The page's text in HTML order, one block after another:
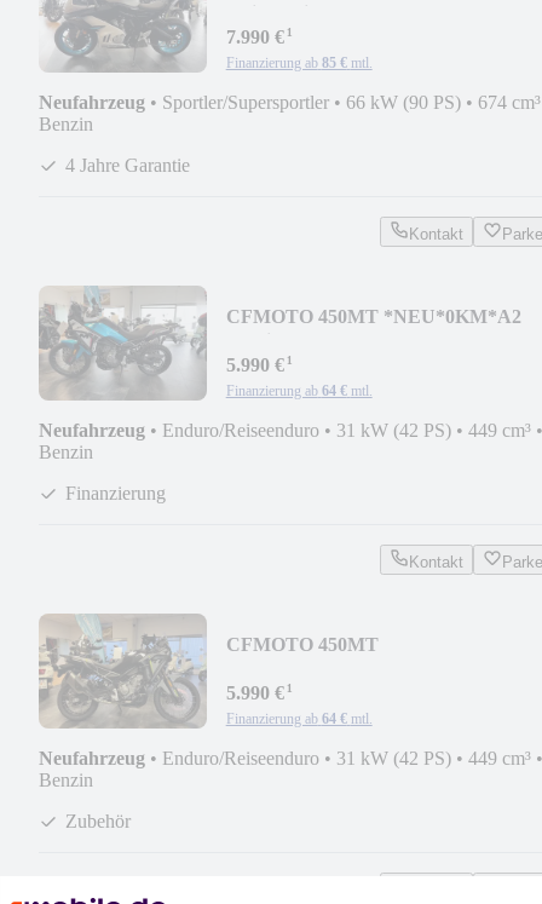
7.990 €¹
Finanzierung ab 85 € mtl.
Neufahrzeug • Sportler/Supersportler • 66 kW (90 PS) • 674 cm³
Benzin
4 Jahre Garantie
Kontakt
CFMOTO 450MT *NEU*0KM*A2
5.990 €¹
Finanzierung ab 64 € mtl.
Neufahrzeug • Enduro/Reiseenduro • 31 kW (42 PS) • 449 cm³ •
Benzin
Finanzierung
Kontakt
CFMOTO 450MT
5.990 €¹
Finanzierung ab 64 € mtl.
Neufahrzeug • Enduro/Reiseenduro • 31 kW (42 PS) • 449 cm³ •
Benzin
Zubehör